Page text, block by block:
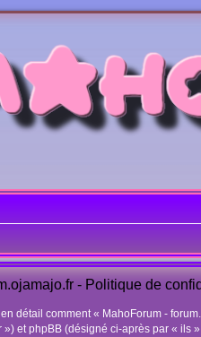
- Politique de
détail comment « MahoForum -
») et phpBB (désigné ci-après par « ils